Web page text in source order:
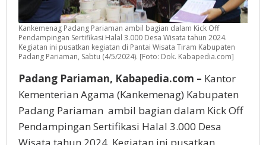
Kankemenag Padang Pariaman ambil bagian dalam Kick Off
Pendampingan Sertifikasi Halal 3.000 Desa Wisata tahun 2024.
Kegiatan ini pusatkan kegiatan di Pantai Wisata Tiram Kabupaten
Padang Pariaman, Sabtu (4/5/2024). [Foto: Dok. Kabapedia.com]
Padang Pariaman, Kabapedia.com – Kantor
Kementerian Agama (Kankemenag) Kabupaten
Padang Pariaman ambil bagian dalam Kick Off
Pendampingan Sertifikasi Halal 3.000 Desa